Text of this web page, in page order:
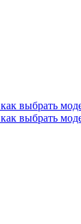
выбрать
выбрать